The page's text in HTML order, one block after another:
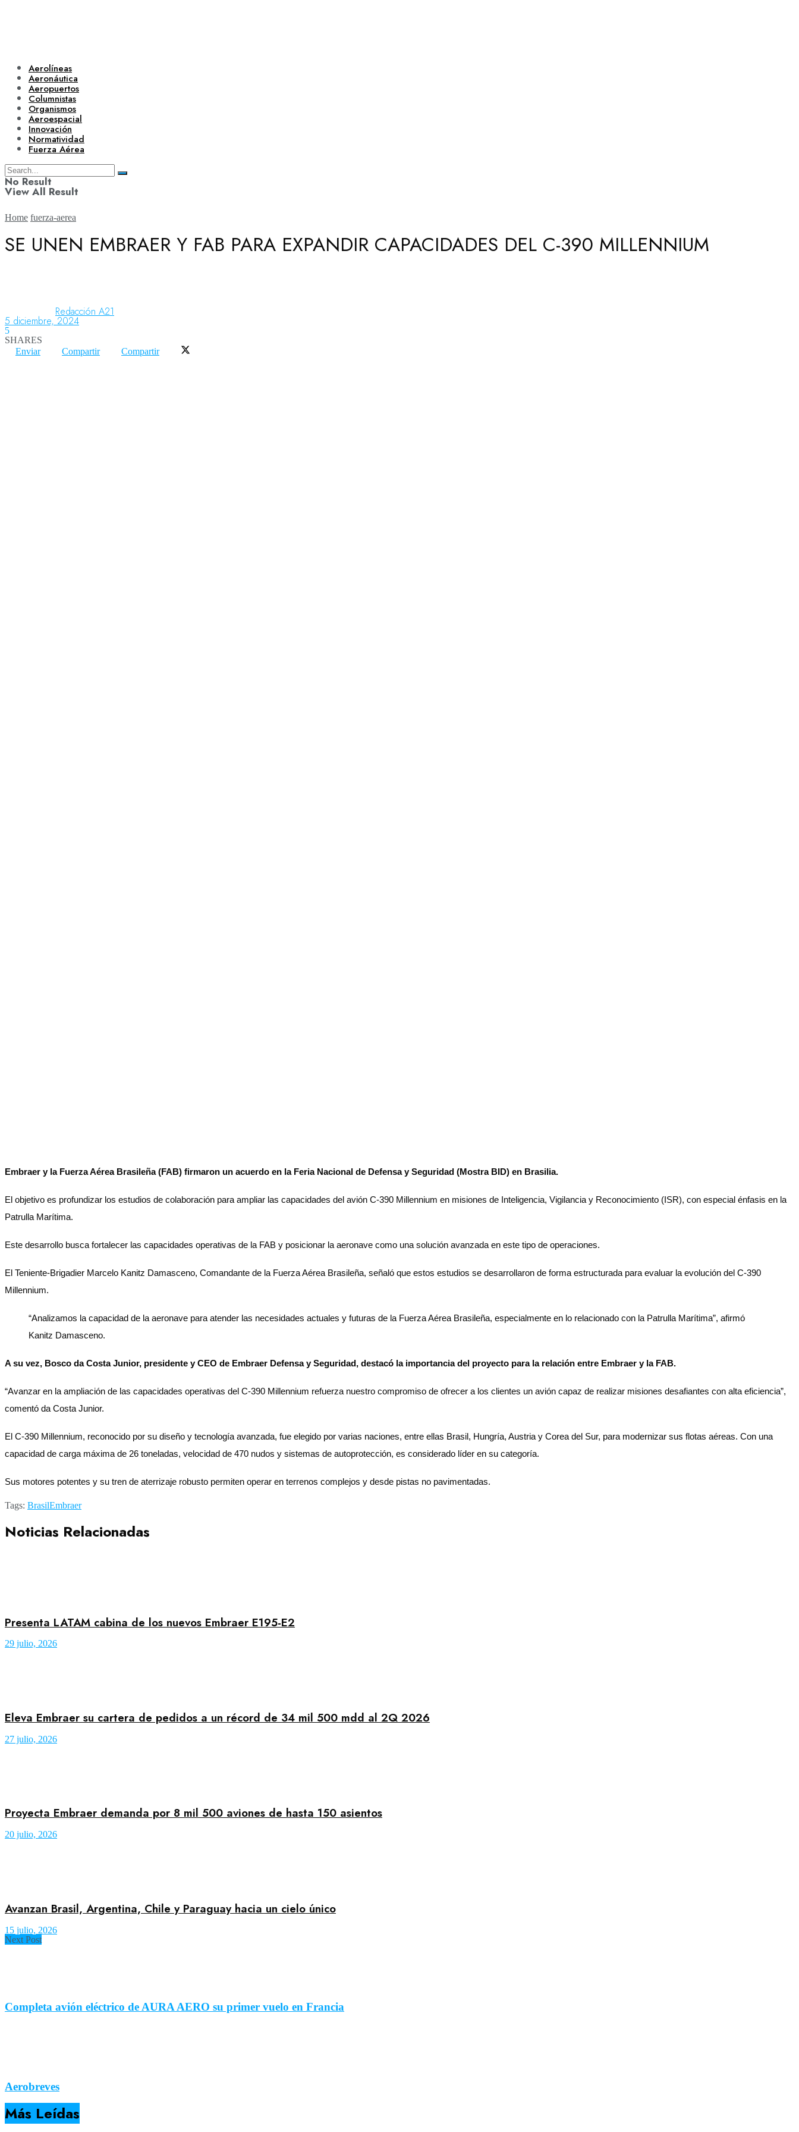
Aerolíneas
Aeronáutica
Aeropuertos
Columnistas
Organismos
Aeroespacial
Innovación
Normatividad
Fuerza Aérea
No Result
View All Result
Aeronáutica
Aeropuertos
Home fuerza-aerea
SE UNEN EMBRAER Y FAB PARA EXPANDIR CAPACIDADES DEL C-390 MILLENNIUM
Redacción A21
5 diciembre, 2024
5
SHARES
Enviar
Compartir Compartir
Embraer y la Fuerza Aérea Brasileña (FAB) firmaron un acuerdo en la Feria Nacional de Defensa y Seguridad (Mostra BID) en Brasilia.
El objetivo es profundizar los estudios de colaboración para ampliar las capacidades del avión C-390 Millennium en misiones de Inteligencia, Vigilancia y Reconocimiento (ISR), con especial énfasis en la
Patrulla Marítima.
Este desarrollo busca fortalecer las capacidades operativas de la FAB y posicionar la aeronave como una solución avanzada en este tipo de operaciones.
El Teniente-Brigadier Marcelo Kanitz Damasceno, Comandante de la Fuerza Aérea Brasileña, señaló que estos estudios se desarrollaron de forma estructurada para evaluar la evolución del C-390
Millennium.
“Analizamos la capacidad de la aeronave para atender las necesidades actuales y futuras de la Fuerza Aérea Brasileña, especialmente en lo relacionado con la Patrulla Marítima”, afirmó
Kanitz Damasceno.
A su vez, Bosco da Costa Junior, presidente y CEO de Embraer Defensa y Seguridad, destacó la importancia del proyecto para la relación entre Embraer y la FAB.
“Avanzar en la ampliación de las capacidades operativas del C-390 Millennium refuerza nuestro compromiso de ofrecer a los clientes un avión capaz de realizar misiones desafiantes con alta eficiencia”,
comentó da Costa Junior.
El C-390 Millennium, reconocido por su diseño y tecnología avanzada, fue elegido por varias naciones, entre ellas Brasil, Hungría, Austria y Corea del Sur, para modernizar sus flotas aéreas. Con una
capacidad de carga máxima de 26 toneladas, velocidad de 470 nudos y sistemas de autoprotección, es considerado líder en su categoría.
Sus motores potentes y su tren de aterrizaje robusto permiten operar en terrenos complejos y desde pistas no pavimentadas.
Tags: BrasilEmbraer
Noticias Relacionadas
Presenta LATAM cabina de los nuevos Embraer E195-E2
29 julio, 2026
Eleva Embraer su cartera de pedidos a un récord de 34 mil 500 mdd al 2Q 2026
27 julio, 2026
Proyecta Embraer demanda por 8 mil 500 aviones de hasta 150 asientos
20 julio, 2026
Avanzan Brasil, Argentina, Chile y Paraguay hacia un cielo único
15 julio, 2026
Next Post
Completa avión eléctrico de AURA AERO su primer vuelo en Francia
Aerobreves
Más Leídas